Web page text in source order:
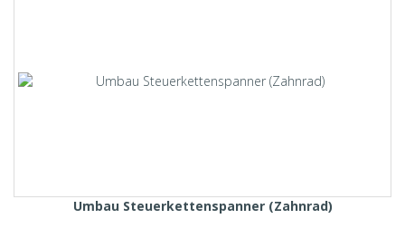
Umbau Steuerkettenspanner (Zahnrad)